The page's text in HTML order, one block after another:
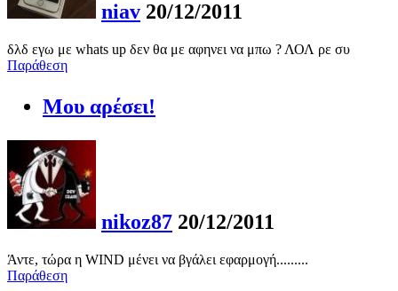
niav 20/12/2011
δλδ εγω με whats up δεν θα με αφηνει να μπω ? ΛΟΛ ρε συ
Παράθεση
Μου αρέσει!
nikoz87 20/12/2011
Άντε, τώρα η WIND μένει να βγάλει εφαρμογή.........
Παράθεση